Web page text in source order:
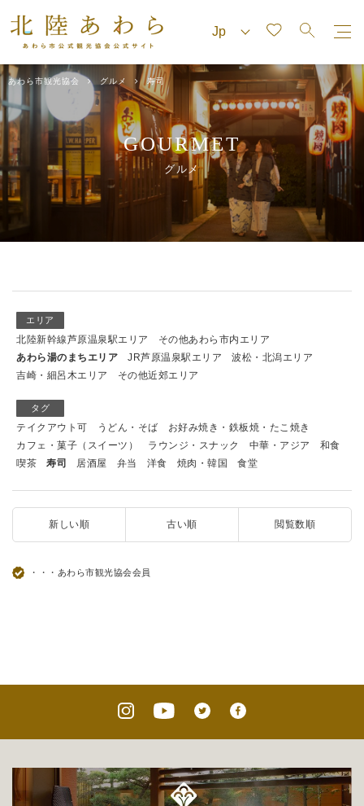
あわら市観光協会 グルメ 寿司
GOURMET
グルメ
エリア
北陸新幹線芦原温泉駅エリア
その他あわら市内エリア
あわら湯のまちエリア
JR芦原温泉駅エリア
波松・北潟エリア
吉崎・細呂木エリア
その他近郊エリア
タグ
テイクアウト可 うどん・そば
お好み焼き・鉄板焼・たこ焼き
カフェ・菓子（スイーツ）
ラウンジ・スナック 中華・アジア
和食
喫茶
寿司 居酒屋 弁当 洋食 焼肉・韓国 食堂
新しい順 古い順 閲覧数順
・・・あわら市観光協会会員